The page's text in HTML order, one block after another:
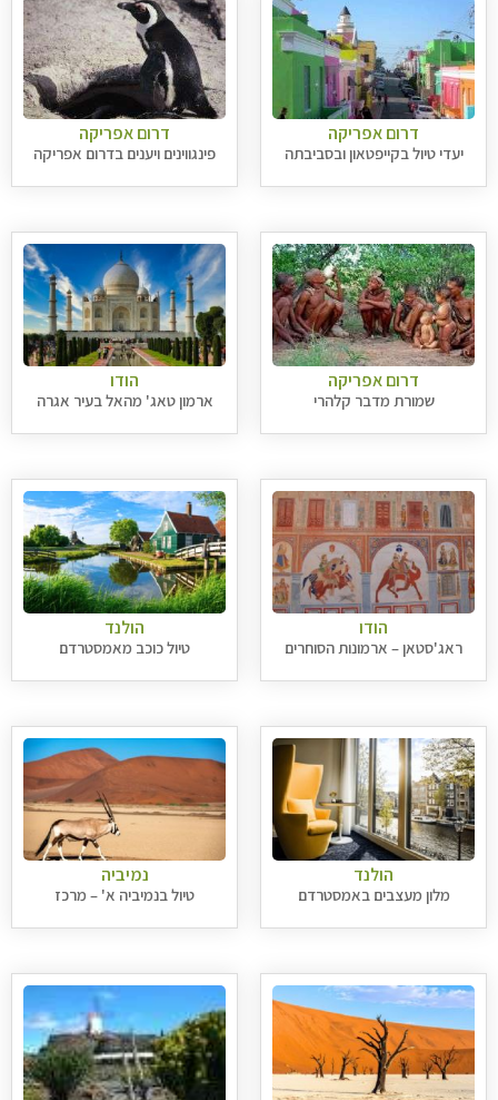
דרום אפריקה
יעדי טיול בקייפטאון ובסביבתה
דרום אפריקה
פינגווינים ויענים בדרום אפריקה
דרום אפריקה
שמורת מדבר קלהרי
הודו
ארמון טאג' מהאל בעיר אגרה
הודו
ראג'סטאן – ארמונות הסוחרים
הולנד
טיול כוכב מאמסטרדם
הולנד
מלון מעצבים באמסטרדם
נמיביה
טיול בנמיביה א' – מרכז